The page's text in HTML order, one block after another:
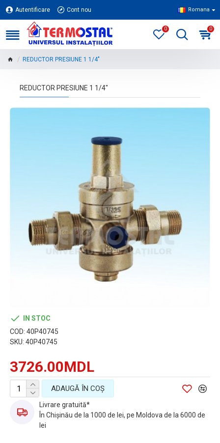
Autentificare Cont nou Romana
0 0
REDUCTOR PRESIUNE 1 1/4"
REDUCTOR PRESIUNE 1 1/4"
3726.00MDL
IN STOC
COD: 40P40745
SKU: 40P40745
ADAUGĂ ÎN COŞ
Livrare gratuită*
În Chișinău de la 1000 de lei, pe Moldova de la 6000 de
lei